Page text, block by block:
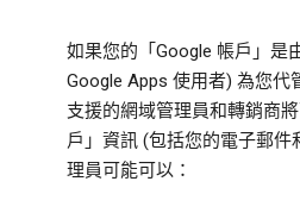
如果您的「Google 帳戶」是
Google Apps 使用者) 為您
支援的網域管理員和轉銷商
戶」資訊 (包括您的電子郵
理員可能可以：